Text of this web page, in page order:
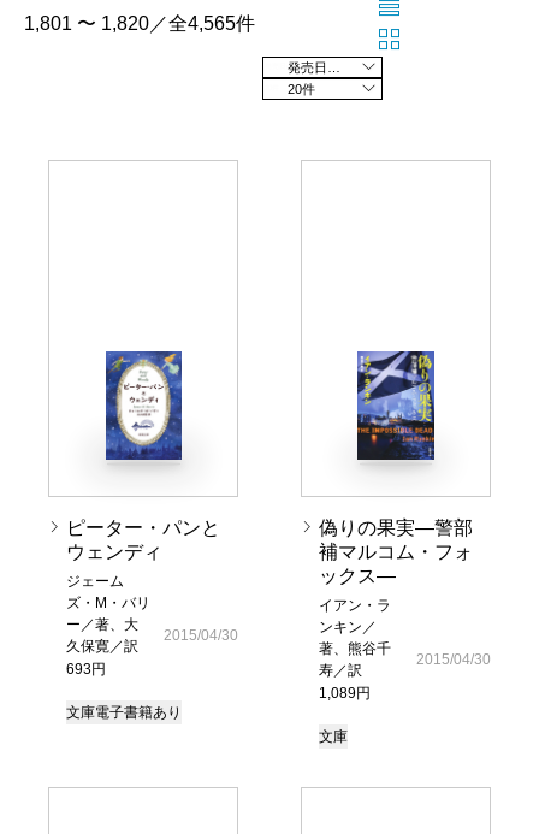
1,801 〜 1,820／全4,565件
20件
ピーター・パンと
ウェンディ
ジェーム
ズ・M・バリ
ー／著、大
久保寛／訳
693円
2015/04/30
文庫電子書籍あり
偽りの果実―警部
補マルコム・フォ
ックス―
イアン・ラ
ンキン／
著、熊谷千
寿／訳
1,089円
2015/04/30
文庫